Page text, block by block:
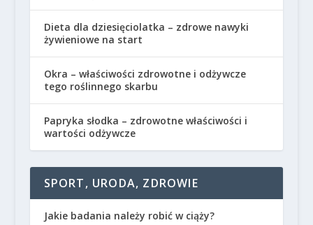
Dieta dla dziesięciolatka – zdrowe nawyki
żywieniowe na start
Okra – właściwości zdrowotne i odżywcze
tego roślinnego skarbu
Papryka słodka – zdrowotne właściwości i
wartości odżywcze
SPORT, URODA, ZDROWIE
Jakie badania należy robić w ciąży?